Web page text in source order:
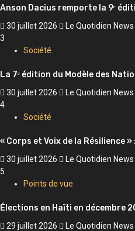
Anson Dacius remporte la 9ᵉ
30 juillet 2026
Le Quotidien News
3
Société
La 7ᵉ édition du Modèle des
30 juillet 2026
Le Quotidien News
4
Société
« Corps et Voix de la Résilience
30 juillet 2026
Le Quotidien News
5
Points de vue
Élections en Haïti en décembre
29 juillet 2026 Le Quotidien News